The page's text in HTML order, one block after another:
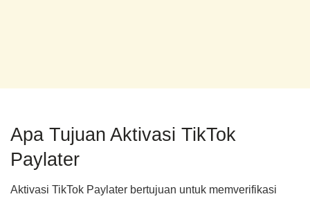
Apa Tujuan Aktivasi TikTok
Paylater
Aktivasi TikTok Paylater bertujuan untuk memverifikasi